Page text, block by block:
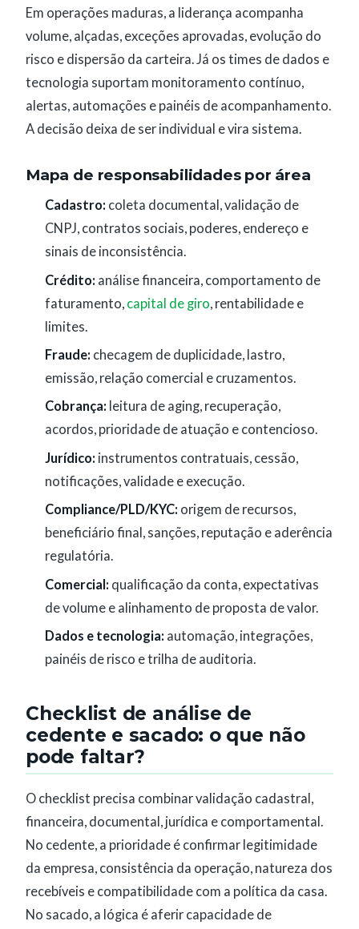
Em operações maduras, a liderança acompanha
volume, alçadas, exceções aprovadas, evolução do
risco e dispersão da carteira. Já os times de dados e
tecnologia suportam monitoramento contínuo,
alertas, automações e painéis de acompanhamento.
A decisão deixa de ser individual e vira sistema.
Mapa de responsabilidades por área
Cadastro: coleta documental, validação de
CNPJ, contratos sociais, poderes, endereço e
sinais de inconsistência.
Crédito: análise financeira, comportamento de
faturamento, capital de giro, rentabilidade e
limites.
Fraude: checagem de duplicidade, lastro,
emissão, relação comercial e cruzamentos.
Cobrança: leitura de aging, recuperação,
acordos, prioridade de atuação e contencioso.
Jurídico: instrumentos contratuais, cessão,
notificações, validade e execução.
Compliance/PLD/KYC: origem de recursos,
beneficiário final, sanções, reputação e aderência
regulatória.
Comercial: qualificação da conta, expectativas
de volume e alinhamento de proposta de valor.
Dados e tecnologia: automação, integrações,
painéis de risco e trilha de auditoria.
Checklist de análise de
cedente e sacado: o que não
pode faltar?
O checklist precisa combinar validação cadastral,
financeira, documental, jurídica e comportamental.
No cedente, a prioridade é confirmar legitimidade
da empresa, consistência da operação, natureza dos
recebíveis e compatibilidade com a política da casa.
No sacado, a lógica é aferir capacidade de